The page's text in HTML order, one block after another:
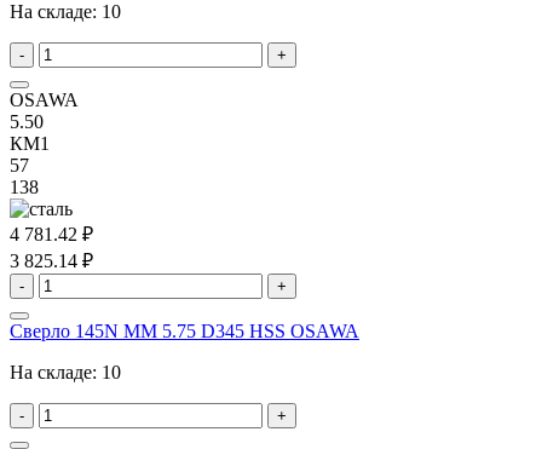
На складе: 10
- +
OSAWA
5.50
КМ1
57
138
4 781.42 ₽
3 825.14 ₽
- +
Сверло 145N MM 5.75 D345 HSS OSAWA
На складе: 10
- +